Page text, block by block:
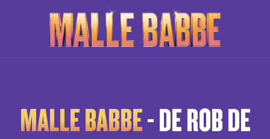
MALLE BABBE- DE ROB DE